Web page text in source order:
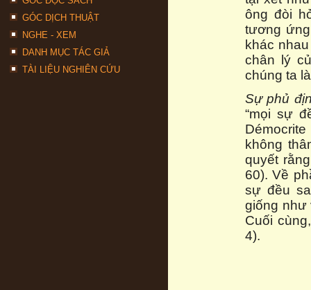
GÓC DỊCH THUẬT
NGHE - XEM
DANH MỤC TÁC GIẢ
TÀI LIỆU NGHIÊN CỨU
ông đòi
tương
khác
chân lý
chúng ta
Sự phủ
“mọi sự
không
quyết
60). Về
sự đều
giống như
Cuối
4).